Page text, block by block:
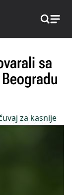
Pretraži
sa
za kasnije